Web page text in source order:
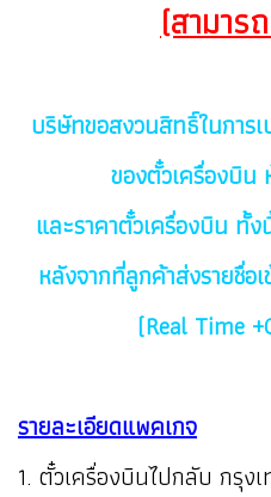
(สามาร
บริษัทขอสงวนสิทธิ์ในการ
ของตั๋วเครื่องบิน
และราคาตั๋วเครื่องบิน ทั้
หลังจากที่ลูกค้าส่งรายชื่อ
(Real Time
รายละเอียดแพคเกจ
1. ตั๋วเครื่องบินไปกลับ กรุง